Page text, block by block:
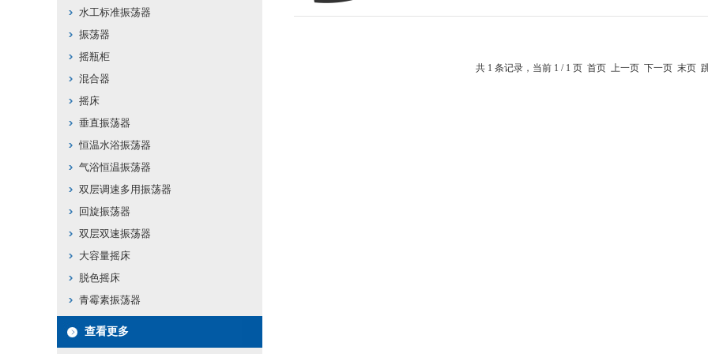
水工标准振荡器
振荡器
摇瓶柜
混合器
摇床
垂直振荡器
恒温水浴振荡器
气浴恒温振荡器
双层调速多用振荡器
回旋振荡器
双层双速振荡器
大容量摇床
脱色摇床
青霉素振荡器
查看更多
共 1 条记录，当前 1 / 1 页 首页 上一页 下一页 末页